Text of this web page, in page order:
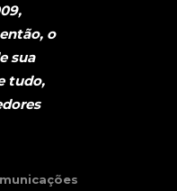
o
sua
tudo,